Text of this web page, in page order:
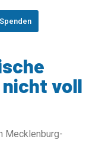
voll
Mecklenburg-